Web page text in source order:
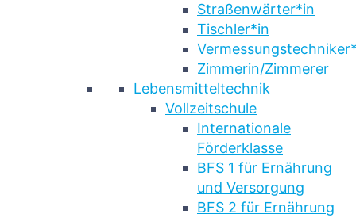
Straßenwärter*in
Tischler*in
Zimmerin/Zimmerer
Lebensmitteltechnik
Vollzeitschule
Internationale
Förderklasse
BFS 1 für Ernährung
und Versorgung
BFS 2 für Ernährung